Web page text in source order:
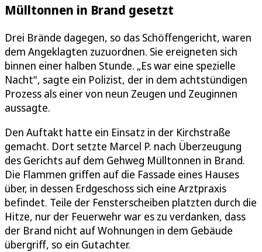
Mülltonnen in Brand gesetzt
Drei Brände dagegen, so das Schöffengericht, waren
dem Angeklagten zuzuordnen. Sie ereigneten sich
binnen einer halben Stunde. „Es war eine spezielle
Nacht", sagte ein Polizist, der in dem achtstündigen
Prozess als einer von neun Zeugen und Zeuginnen
aussagte.
Den Auftakt hatte ein Einsatz in der Kirchstraße
gemacht. Dort setzte Marcel P. nach Überzeugung
des Gerichts auf dem Gehweg Mülltonnen in Brand.
Die Flammen griffen auf die Fassade eines Hauses
über, in dessen Erdgeschoss sich eine Arztpraxis
befindet. Teile der Fensterscheiben platzten durch die
Hitze, nur der Feuerwehr war es zu verdanken, dass
der Brand nicht auf Wohnungen in dem Gebäude
übergriff, so ein Gutachter.